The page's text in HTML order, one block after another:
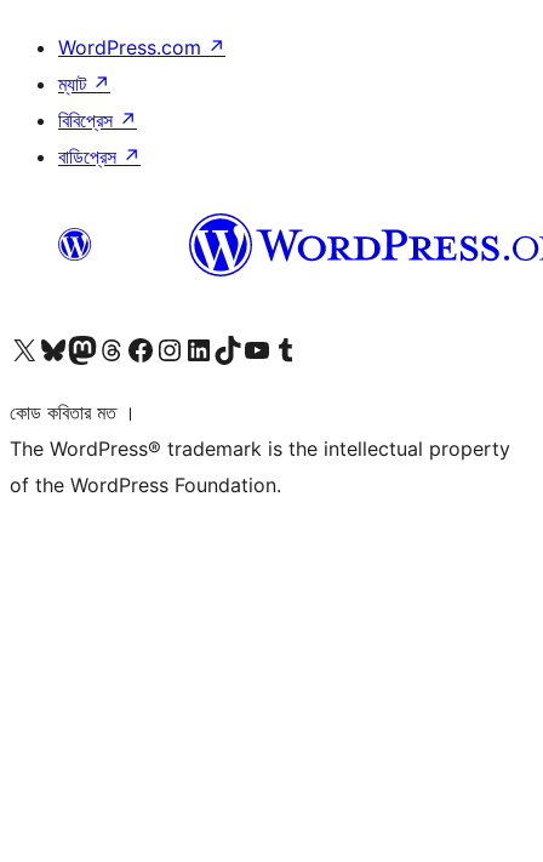
WordPress.com ↗
ম্যাট ↗
বিবিপ্রেস ↗
বাডিপ্রেস ↗
আমাদের X (আগের টুইটার) অ্যাকাউন্টে যানআমাদের Bluesky অ্যাকাউন্টটি দেখুনআমাদের মাস্টোডন অ্যাকাউন্টটি দেখুনআমাদের থ্রেডস অ্যাকাউন্টটি দেখুনআমাদের ফেসবুক পেজ দেখুনআমাদের ইন্সটাগ্রাম অ্যাকাউন্ট দেখুনআমাদের লিঙ্কডইন অ্যাকাউন্টে যানআমাদের TikTok অ্যাকাউন্টটি দেখুনআমাদের ইউটিউব চ্যানেলে যান আমাদের টাম্বলার অ্যাকাউন্ট দেখুন
কোড কবিতার মত ।
The WordPress® trademark is the intellectual property
of the WordPress Foundation.